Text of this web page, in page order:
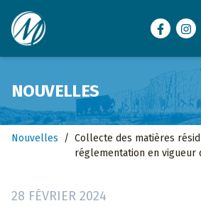
Ville de Malartic
NOUVELLES
Nouvelles / Collecte des matières
réglementation en vigueur
28 FÉVRIER 2024